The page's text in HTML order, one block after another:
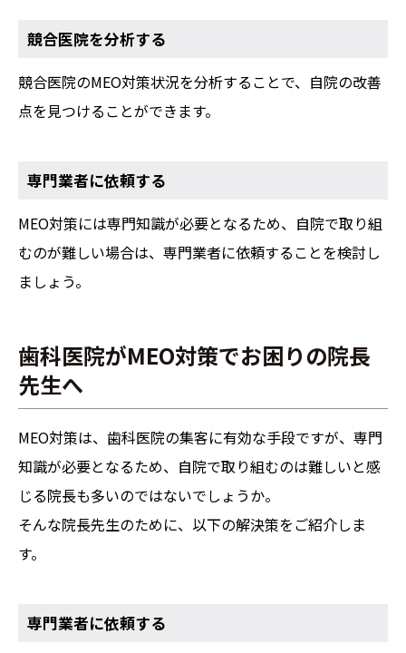
競合医院を分析する
競合医院のMEO対策状況を分析することで、自院の改善
点を見つけることができます。
専門業者に依頼する
MEO対策には専門知識が必要となるため、自院で取り組
むのが難しい場合は、専門業者に依頼することを検討し
ましょう。
歯科医院がMEO対策でお困りの院長
先生へ
MEO対策は、歯科医院の集客に有効な手段ですが、専門
知識が必要となるため、自院で取り組むのは難しいと感
じる院長も多いのではないでしょうか。
そんな院長先生のために、以下の解決策をご紹介しま
す。
専門業者に依頼する